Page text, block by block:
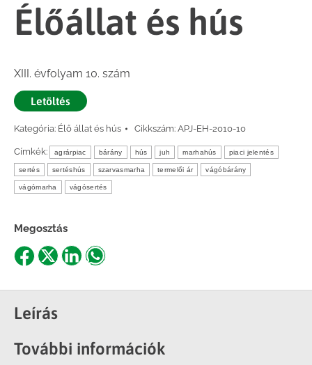
Élőállat és hús
XIII. évfolyam 10. szám
Letöltés
Kategória: Élő állat és hús Cikkszám: APJ-EH-2010-10
Címkék: agrárpiac bárány hús juh marhahús piaci jelentés
sertés sertéshús szarvasmarha termelői ár vágóbárány
vágómarha vágósertés
Megosztás
Share
Facebook
Share
X
ShareShare
Leírás
További információk